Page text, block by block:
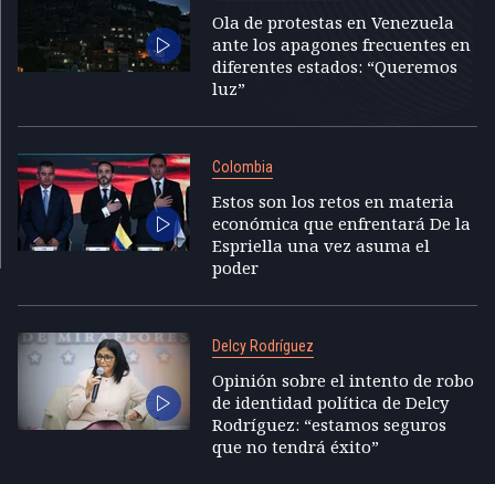
Ola de protestas en Venezuela
ante los apagones frecuentes en
diferentes estados: “Queremos
luz”
Colombia
Estos son los retos en materia
económica que enfrentará De la
Espriella una vez asuma el
poder
Delcy Rodríguez
Opinión sobre el intento de robo
de identidad política de Delcy
Rodríguez: “estamos seguros
que no tendrá éxito”